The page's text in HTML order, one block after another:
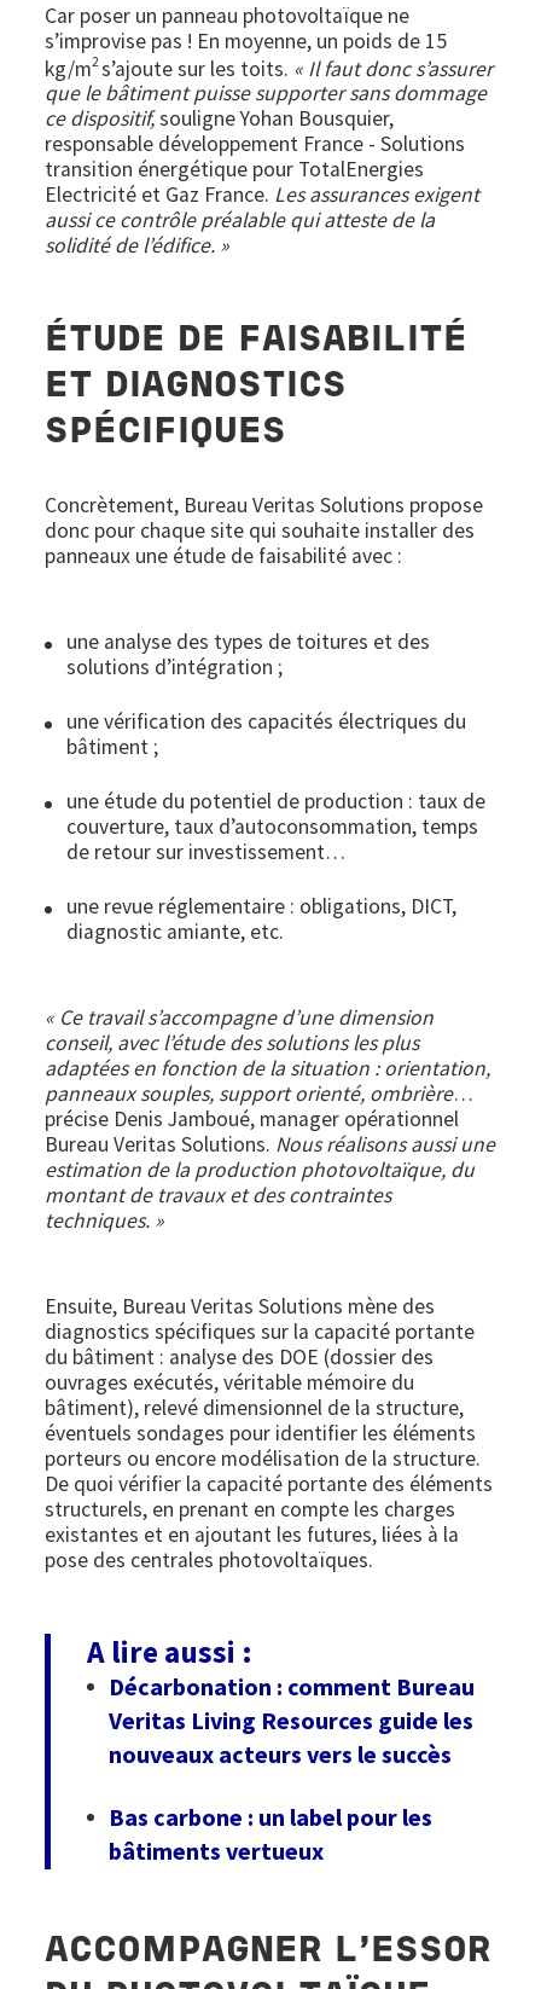
Car poser un panneau photovoltaïque ne
s’improvise pas ! En moyenne, un poids de 15
kg/m2s’ajoute sur les toits. « Il faut donc s’assurer
que le bâtiment puisse supporter sans dommage
ce dispositif,souligne Yohan Bousquier,
responsable développement France - Solutions
transition énergétique pour TotalEnergies
Electricité et Gaz France. Les assurances exigent
aussi ce contrôle préalable qui atteste de la
solidité de l’édifice. »
ÉTUDE DE FAISABILITÉ
ET DIAGNOSTICS
SPÉCIFIQUES
Concrètement, Bureau Veritas Solutions propose
donc pour chaque site qui souhaite installer des
panneaux une étude de faisabilité avec :
une analyse des types de toitures et des
solutions d’intégration ;
une vérification des capacités électriques du
bâtiment ;
une étude du potentiel de production : taux de
couverture, taux d’autoconsommation, temps
de retour sur investissement…
une revue réglementaire : obligations, DICT,
diagnostic amiante, etc.
« Ce travail s’accompagne d’une dimension
conseil, avec l’étude des solutions les plus
adaptées en fonction de la situation : orientation,
panneaux souples, support orienté, ombrière…
précise Denis Jamboué, manager opérationnel
Bureau Veritas Solutions. Nous réalisons aussi une
estimation de la production photovoltaïque, du
montant de travaux et des contraintes
techniques. »
Ensuite, Bureau Veritas Solutions mène des
diagnostics spécifiques sur la capacité portante
du bâtiment : analyse des DOE (dossier des
ouvrages exécutés, véritable mémoire du
bâtiment), relevé dimensionnel de la structure,
éventuels sondages pour identifier les éléments
porteurs ou encore modélisation de la structure.
De quoi vérifier la capacité portante des éléments
structurels, en prenant en compte les charges
existantes et en ajoutant les futures, liées à la
pose des centrales photovoltaïques.
A lire aussi :
Décarbonation : comment Bureau
Veritas Living Resources guide les
nouveaux acteurs vers le succès
Bas carbone : un label pour les
bâtiments vertueux
ACCOMPAGNER L’ESSOR